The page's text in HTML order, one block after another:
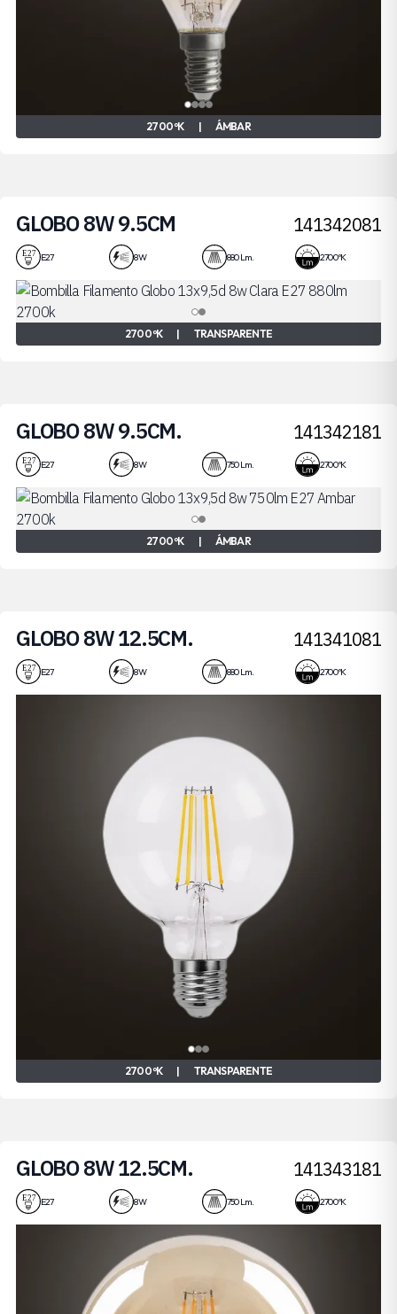
2700 ºK | ÁMBAR
GLOBO 8W 9.5CM 141342081
E27 8 W 880 Lm. 2700 ºK
2700 ºK | TRANSPARENTE
GLOBO 8W 9.5CM. 141342181
E27 8 W 750 Lm. 2700 ºK
2700 ºK | ÁMBAR
GLOBO 8W 12.5CM. 141341081
E27 8 W 880 Lm. 2700 ºK
2700 ºK | TRANSPARENTE
GLOBO 8W 12.5CM. 141343181
E27 8 W 750 Lm. 2700 ºK